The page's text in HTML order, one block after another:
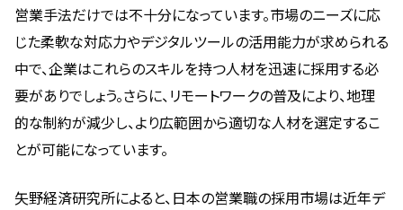
営業手法だけでは不十分になっています。市場のニーズに応
じた柔軟な対応力やデジタルツールの活用能力が求められる
中で、企業はこれらのスキルを持つ人材を迅速に採用する必
要がありでしょう。さらに、リモートワークの普及により、地理
的な制約が減少し、より広範囲から適切な人材を選定するこ
とが可能になっています。
矢野経済研究所によると、日本の営業職の採用市場は近年デ